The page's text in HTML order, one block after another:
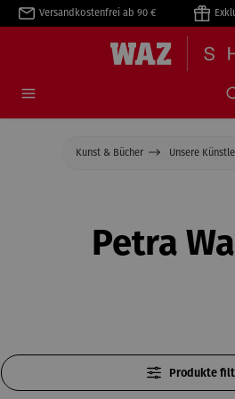
springen
Versandkostenfrei ab 90 €
Kunst & Bücher Unsere
Petra
Produkte